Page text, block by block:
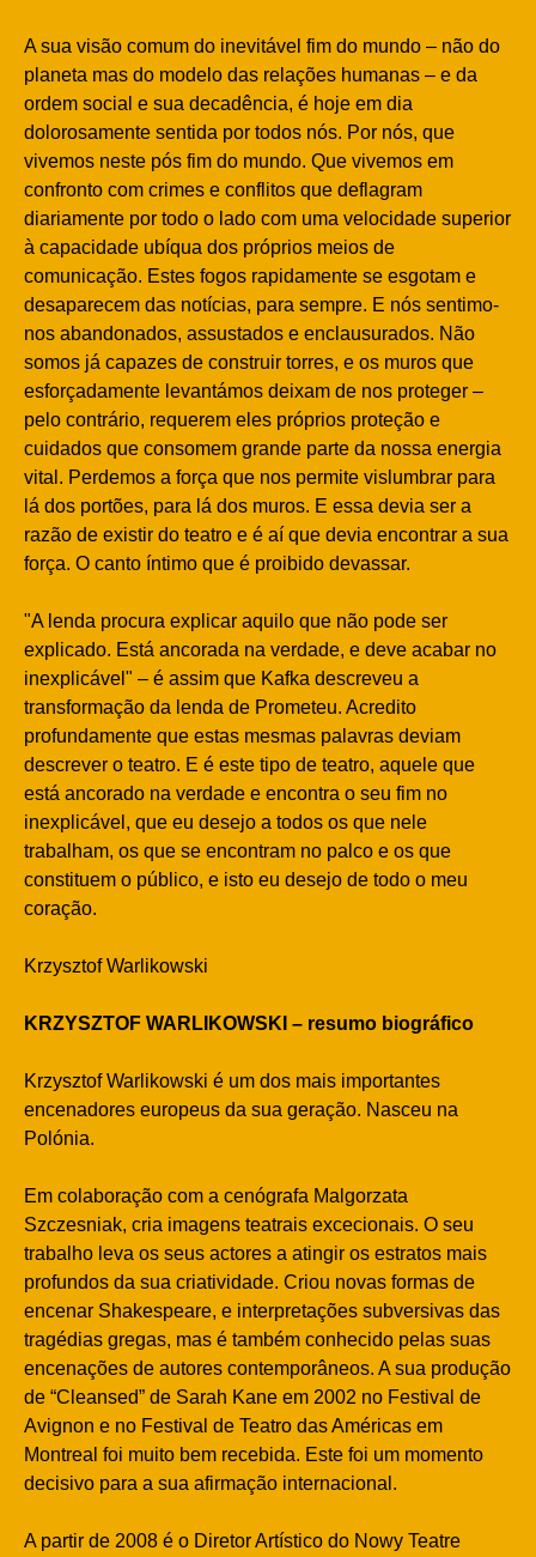
A sua visão comum do inevitável fim do mundo – não do
planeta mas do modelo das relações humanas – e da
ordem social e sua decadência, é hoje em dia
dolorosamente sentida por todos nós. Por nós, que
vivemos neste pós fim do mundo. Que vivemos em
confronto com crimes e conflitos que deflagram
diariamente por todo o lado com uma velocidade superior
à capacidade ubíqua dos próprios meios de
comunicação. Estes fogos rapidamente se esgotam e
desaparecem das notícias, para sempre. E nós sentimo-
nos abandonados, assustados e enclausurados. Não
somos já capazes de construir torres, e os muros que
esforçadamente levantámos deixam de nos proteger –
pelo contrário, requerem eles próprios proteção e
cuidados que consomem grande parte da nossa energia
vital. Perdemos a força que nos permite vislumbrar para
lá dos portões, para lá dos muros. E essa devia ser a
razão de existir do teatro e é aí que devia encontrar a sua
força. O canto íntimo que é proibido devassar.
"A lenda procura explicar aquilo que não pode ser
explicado. Está ancorada na verdade, e deve acabar no
inexplicável" – é assim que Kafka descreveu a
transformação da lenda de Prometeu. Acredito
profundamente que estas mesmas palavras deviam
descrever o teatro. E é este tipo de teatro, aquele que
está ancorado na verdade e encontra o seu fim no
inexplicável, que eu desejo a todos os que nele
trabalham, os que se encontram no palco e os que
constituem o público, e isto eu desejo de todo o meu
coração.
Krzysztof Warlikowski
KRZYSZTOF WARLIKOWSKI – resumo biográfico
Krzysztof Warlikowski é um dos mais importantes
encenadores europeus da sua geração. Nasceu na
Polónia.
Em colaboração com a cenógrafa Malgorzata
Szczesniak, cria imagens teatrais excecionais. O seu
trabalho leva os seus actores a atingir os estratos mais
profundos da sua criatividade. Criou novas formas de
encenar Shakespeare, e interpretações subversivas das
tragédias gregas, mas é também conhecido pelas suas
encenações de autores contemporâneos. A sua produção
de “Cleansed” de Sarah Kane em 2002 no Festival de
Avignon e no Festival de Teatro das Américas em
Montreal foi muito bem recebida. Este foi um momento
decisivo para a sua afirmação internacional.
A partir de 2008 é o Diretor Artístico do Nowy Teatre